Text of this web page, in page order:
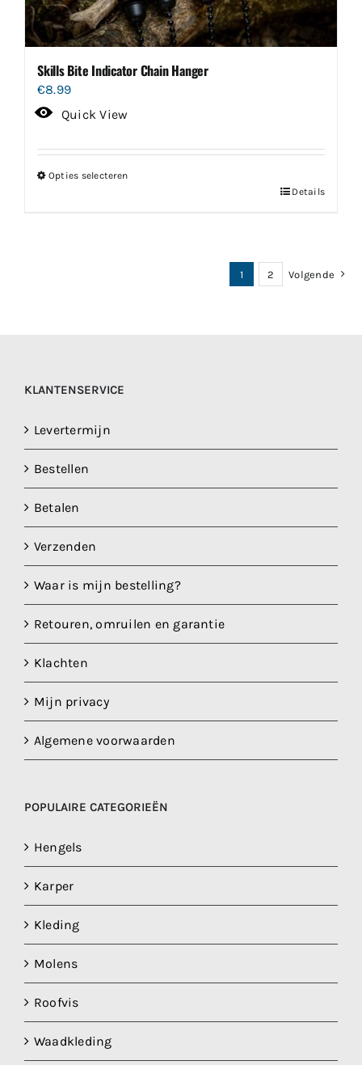
Skills Bite Indicator Chain Hanger
€8.99
Quick View
Opties selecteren
worden
de
Details
1 2 Volgende
KLANTENSERVICE
Levertermijn
Bestellen
Betalen
Verzenden
Waar is mijn bestelling?
Retouren, omruilen en garantie
Klachten
Mijn privacy
Algemene voorwaarden
POPULAIRE CATEGORIEËN
Hengels
Karper
Kleding
Molens
Roofvis
Waadkleding